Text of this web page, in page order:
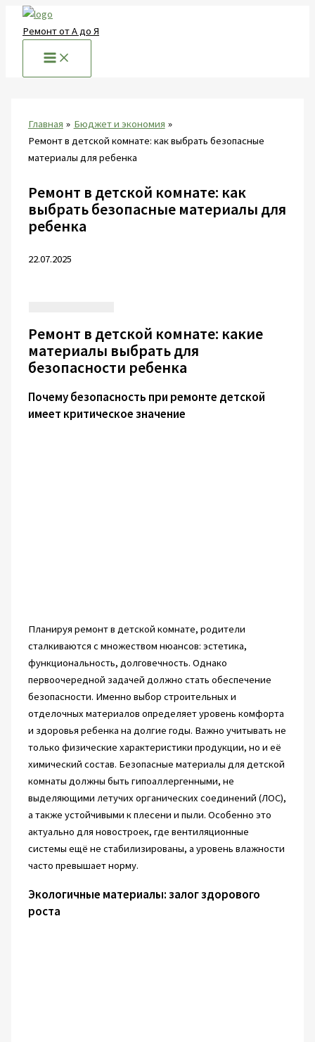
Перейти
Ремонт от А до Я
Главная
Бюджет и экономия
Ремонт в детской комнате: как выбрать безопасные
материалы для ребенка
Ремонт в детской комнате: как
выбрать безопасные материалы для
ребенка
22.07.2025
Ремонт в детской комнате: какие
материалы выбрать для
безопасности ребенка
Почему безопасность при ремонте детской
имеет критическое значение
Планируя ремонт в детской комнате, родители
сталкиваются с множеством нюансов: эстетика,
функциональность, долговечность. Однако
первоочередной задачей должно стать обеспечение
безопасности. Именно выбор строительных и
отделочных материалов определяет уровень комфорта
и здоровья ребенка на долгие годы. Важно учитывать не
только физические характеристики продукции, но и её
химический состав. Безопасные материалы для детской
комнаты должны быть гипоаллергенными, не
выделяющими летучих органических соединений (ЛОС),
а также устойчивыми к плесени и пыли. Особенно это
актуально для новостроек, где вентиляционные
системы ещё не стабилизированы, а уровень влажности
часто превышает норму.
Экологичные материалы: залог здорового
роста